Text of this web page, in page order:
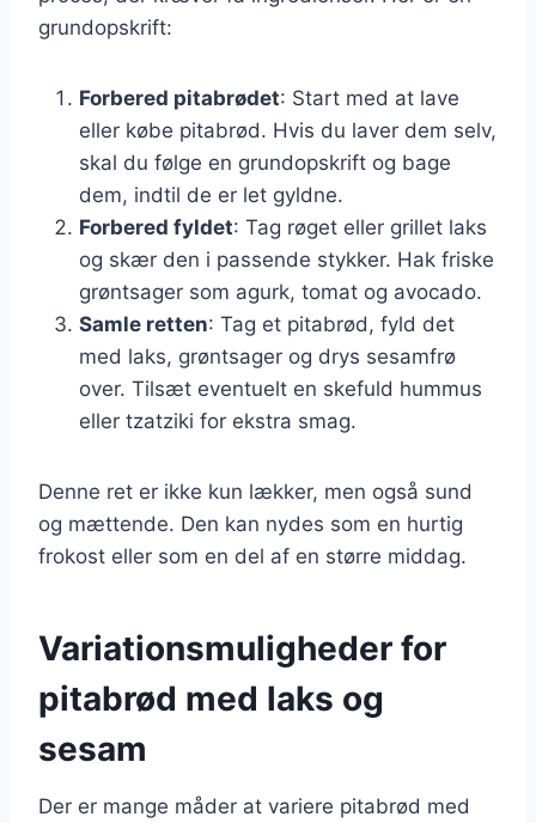
grundopskrift:
Forbered pitabrødet: Start med at lave
eller købe pitabrød. Hvis du laver dem selv,
skal du følge en grundopskrift og bage
dem, indtil de er let gyldne.
Forbered fyldet: Tag røget eller grillet laks
og skær den i passende stykker. Hak friske
grøntsager som agurk, tomat og avocado.
Samle retten: Tag et pitabrød, fyld det
med laks, grøntsager og drys sesamfrø
over. Tilsæt eventuelt en skefuld hummus
eller tzatziki for ekstra smag.
Denne ret er ikke kun lækker, men også sund
og mættende. Den kan nydes som en hurtig
frokost eller som en del af en større middag.
Variationsmuligheder for
pitabrød med laks og
sesam
Der er mange måder at variere pitabrød med